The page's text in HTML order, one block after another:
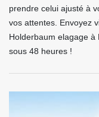
prendre celui ajusté à
vos attentes. Envoyez
Holderbaum elagage
sous 48 heures !